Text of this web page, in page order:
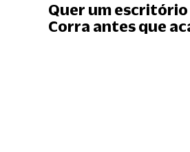
Quer um
Corra antes que